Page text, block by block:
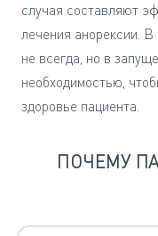
случая составляют
лечения анорексии. В
не всегда, но в
необходимостью,
здоровье пациента.
ПОЧЕМУ